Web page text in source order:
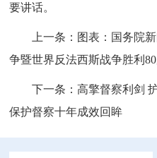
要讲话。
上一条： 图表：国务院
争暨世界反法西斯战争胜利
下一条：高擎督察利剑
保护督察十年成效回眸